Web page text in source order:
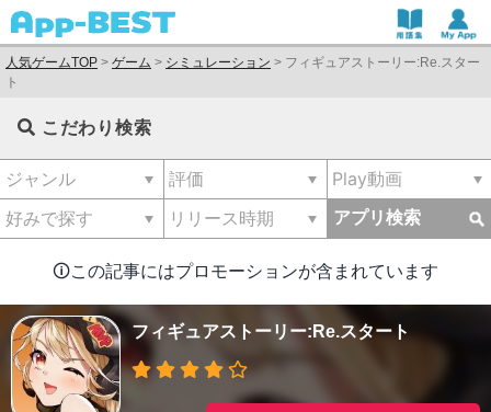
人気ゲームTOP > ゲーム > シミュレーション > フィギュアストーリー:Re.スター
ト
こだわり検索
アプリ検索
🛈この記事にはプロモーションが含まれています
フィギュアストーリー:Re.スタート